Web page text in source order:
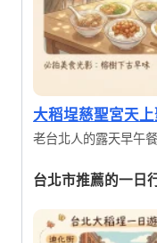
大稻埕慈聖宮天
老台北人的露天早午
台北市推薦的一日